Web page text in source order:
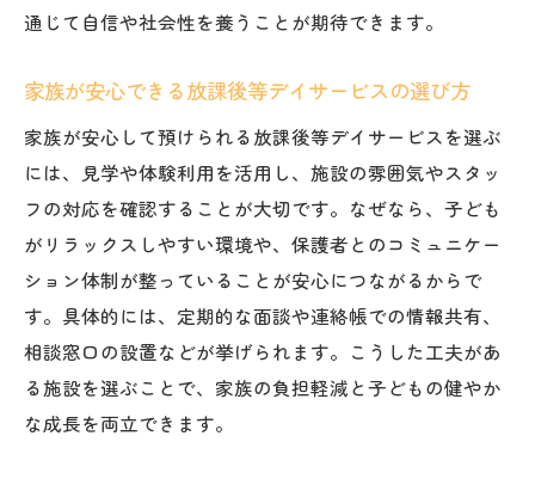
通じて自信や社会性を養うことが期待できます。
家族が安心できる放課後等デイサービスの選び方
家族が安心して預けられる放課後等デイサービスを選ぶ
には、見学や体験利用を活用し、施設の雰囲気やスタッ
フの対応を確認することが大切です。なぜなら、子ども
がリラックスしやすい環境や、保護者とのコミュニケー
ション体制が整っていることが安心につながるからで
す。具体的には、定期的な面談や連絡帳での情報共有、
相談窓口の設置などが挙げられます。こうした工夫があ
る施設を選ぶことで、家族の負担軽減と子どもの健やか
な成長を両立できます。